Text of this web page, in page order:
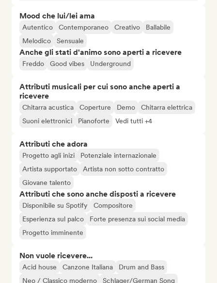
Mood che lui/lei ama
Autentico Contemporaneo Creativo
Ballabile
Melodico
Sensuale
Anche gli stati d'animo sono aperti a ricevere
Freddo Good vibes Underground
Attributi musicali per cui sono anche aperti a
ricevere
Chitarra acustica Coperture Demo
Chitarra elettrica
Suoni elettronici
Pianoforte Vedi tutti +4
Attributi che adora
Progetto agli inizi
Potenziale internazionale
Artista supportato
Artista non sotto contratto
Giovane talento
Attributi che sono anche disposti a ricevere
Disponibile su Spotify
Compositore
Esperienza sul palco
Forte presenza sui social media
Progetto imminente
Non vuole ricevere...
Acid house Canzone Italiana
Drum and Bass
Neo / Classico moderno
Schlager/German Song